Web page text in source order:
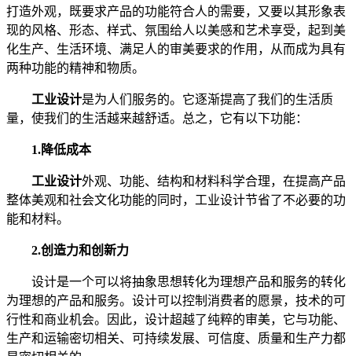
打造外观，既要求产品的功能符合人的需要，又要以其形象表
现的风格、形态、样式、氛围给人以美感和艺术享受，起到美
化生产、生活环境、满足人的审美要求的作用，从而成为具有
两种功能的精神和物质。
工业设计是为人们服务的。它逐渐提高了我们的生活质
量，使我们的生活越来越舒适。总之，它有以下功能：
1.降低成本
工业设计外观、功能、结构和材料科学合理，在提高产品
整体美观和社会文化功能的同时，工业设计节省了不必要的功
能和材料。
2.创造力和创新力
设计是一个可以将抽象思想转化为理想产品和服务的转化
为理想的产品和服务。设计可以控制消费者的愿景，技术的可
行性和商业机会。因此，设计超越了纯粹的审美，它与功能、
生产和运输密切相关、可持续发展、可信度、质量和生产力都